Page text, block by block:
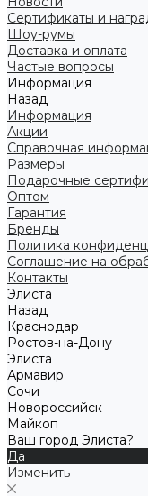
Сертификаты и
Шоу-румы
Доставка и оплата
Частые вопросы
Информация
Назад
Информация
Акции
Справочная
Размеры
Подарочные
Оптом
Гарантия
Бренды
Политика
Соглашение на
Контакты
Элиста
Назад
Краснодар
Ростов-на-Дону
Элиста
Армавир
Сочи
Новороссийск
Майкоп
Ваш город Элиста?
Да
Изменить